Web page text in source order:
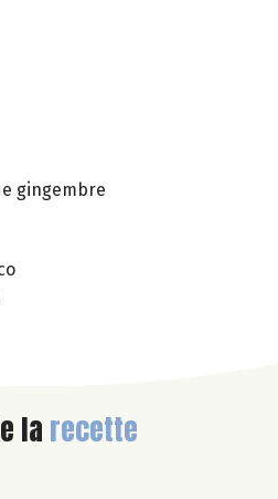
gingembre
larecette